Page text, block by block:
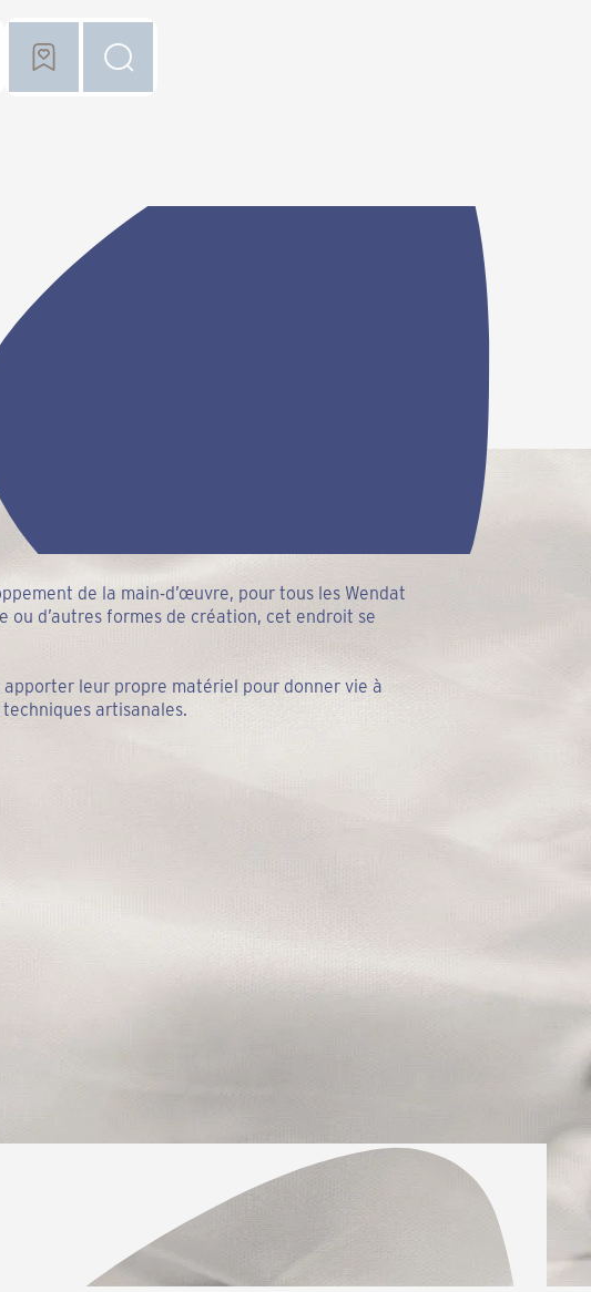
de la main-d’œuvre, pour tous les Wendat
d’autres formes de création, cet endroit se
leur propre matériel pour donner vie à
artisanales.